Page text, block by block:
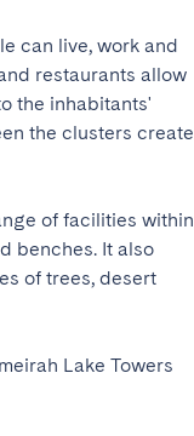
can live, work and
restaurants allow
the inhabitants'
the clusters create
of facilities within
benches. It also
of trees, desert
Lake Towers